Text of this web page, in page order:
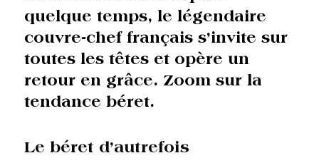
quelque temps, le légendaire
couvre-chef français s’invite sur
toutes les têtes et opère un
retour en grâce. Zoom sur la
tendance béret.
Le béret d’autrefois